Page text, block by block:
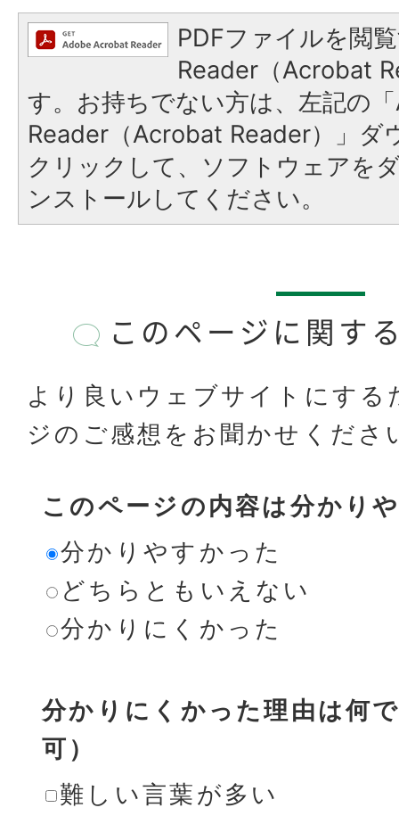
PDFファイルを閲
Reader（Acrobat
す。お持ちでない方は、左記の
Reader（Acrobat Reader）」ダ
クリックして、ソフトウェアを
ンストールしてください。
このページに関す
より良いウェブサイトにする
ジのご感想をお聞かせくださ
このページの内容は分かり
分かりやすかった
どちらともいえない
分かりにくかった
分かりにくかった理由は何
可）
難しい言葉が多い